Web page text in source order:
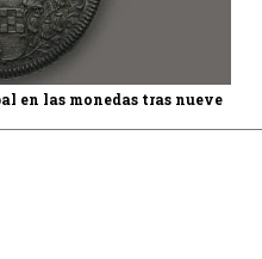
en las monedas tras nueve